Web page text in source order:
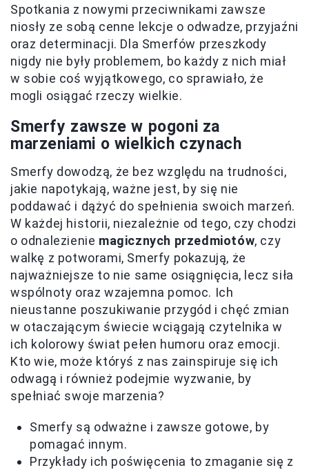
Spotkania z nowymi przeciwnikami zawsze
niosły ze sobą cenne lekcje o odwadze, przyjaźni
oraz determinacji. Dla Smerfów przeszkody
nigdy nie były problemem, bo każdy z nich miał
w sobie coś wyjątkowego, co sprawiało, że
mogli osiągać rzeczy wielkie.
Smerfy zawsze w pogoni za
marzeniami o wielkich czynach
Smerfy dowodzą, że bez względu na trudności,
jakie napotykają, ważne jest, by się nie
poddawać i dążyć do spełnienia swoich marzeń.
W każdej historii, niezależnie od tego, czy chodzi
o odnalezienie magicznych przedmiotów, czy
walkę z potworami, Smerfy pokazują, że
najważniejsze to nie same osiągnięcia, lecz siła
wspólnoty oraz wzajemna pomoc. Ich
nieustanne poszukiwanie przygód i chęć zmian
w otaczającym świecie wciągają czytelnika w
ich kolorowy świat pełen humoru oraz emocji.
Kto wie, może któryś z nas zainspiruje się ich
odwagą i również podejmie wyzwanie, by
spełniać swoje marzenia?
Smerfy są odważne i zawsze gotowe, by
pomagać innym.
Przykłady ich poświęcenia to zmaganie się z